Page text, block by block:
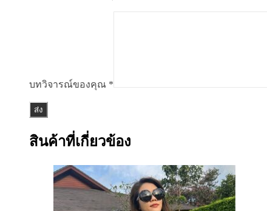
บทวิจารณ์ของคุณ *
สินค้าที่เกี่ยวข้อง